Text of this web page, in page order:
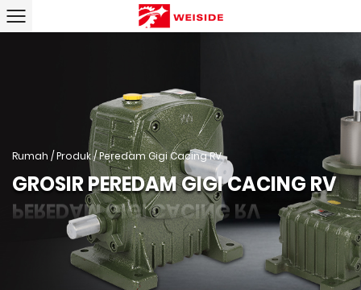
Rumah /Produk/Peredam Gigi Cacing RV
GROSIR PEREDAM GIGI CACING RV